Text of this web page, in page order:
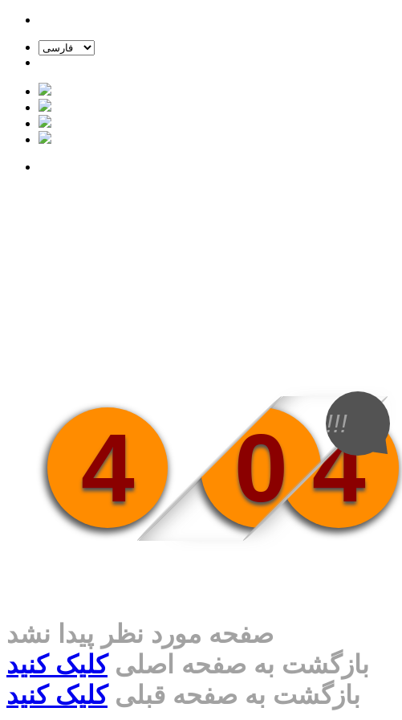
4 0 4
!!!
صفحه مورد نظر پیدا نشد
بازگشت به صفحه اصلیکلیک کنید
بازگشت به صفحه قبلیکلیک کنید